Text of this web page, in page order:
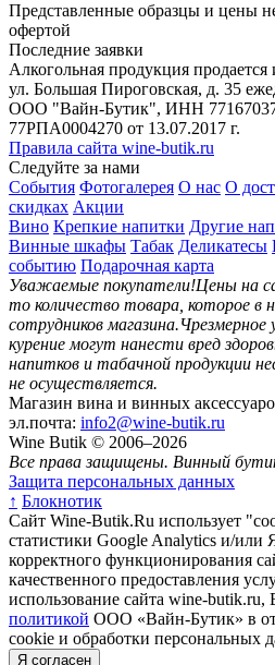
Представленные образцы и цены
офертой
Последние заявки
Алкогольная продукция
ул. Большая Пироговская, д. 35
ООО "Вайн-Бутик", ИНН
77РПА0004270 от 13.07.2017 г.
Правила сайта wine-butik.ru
Следуйте за нами
События Фотогалерея О нас О
скидках Акции
Вино Крепкие напитки Другие
Винные шкафы Табак Деликатесы
событию Подарочная карта
Уважаемые покупатели!Цены на
то количество товара, которое в
сотрудников магазина.Чрезмерное
курение могут нанести вред
напитков и табачной продукции
не осуществляется.
Магазин вина и винных
эл.почта: info2@wine-butik.ru
Wine Butik © 2006–2026
Все права защищены. Винный
Защита персональных данных
↑ Блокнотик
Сайт Wine-Butik.Ru использует
статистики Google Analytics и/или
корректного функционирования
качественного предоставления
использование сайта wine-butik.ru,
политикой ООО «Вайн-Бутик» в
cookie и обработки персональных
Я согласен